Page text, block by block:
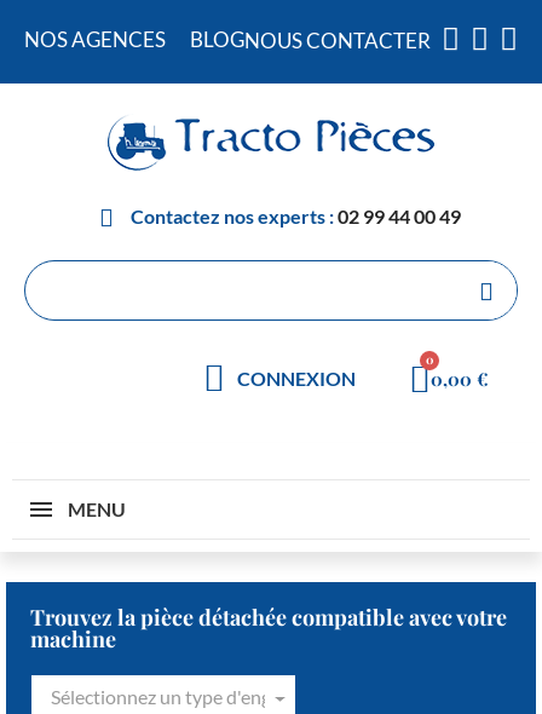
NOS AGENCES BLOGNOUS CONTACTER
Contactez nos experts :02 99 44 00 49
CONNEXION 0,00 €
MENU
Trouvez la pièce détachée compatible avec votre
machine
Sélectionnez un type d'engin